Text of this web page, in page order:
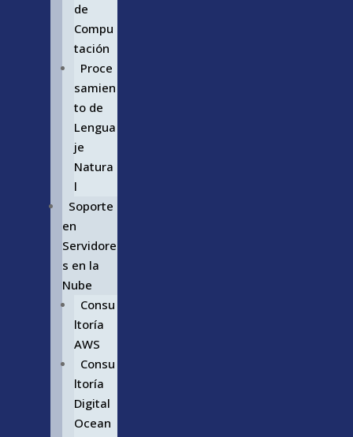
de
Compu
tación
Proce
samien
to de
Lengua
je
Natura
l
Soporte
en
Servidore
s en la
Nube
Consu
ltoría
AWS
Consu
ltoría
Digital
Ocean